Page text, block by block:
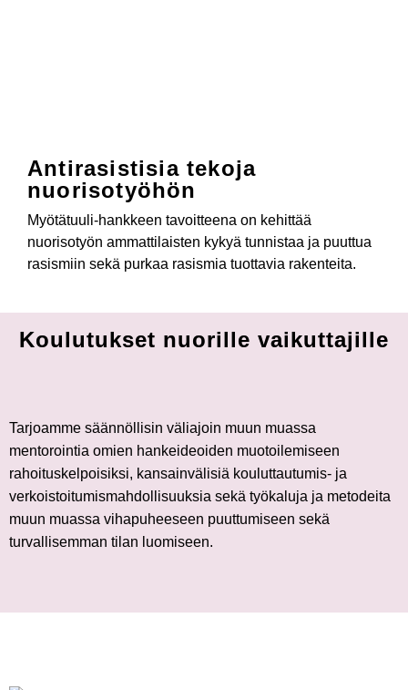
Antirasistisia tekoja
nuorisotyöhön
Myötätuuli-hankkeen tavoitteena on kehittää
nuorisotyön ammattilaisten kykyä tunnistaa ja puuttua
rasismiin sekä purkaa rasismia tuottavia rakenteita.
Koulutukset nuorille vaikuttajille
Tarjoamme säännöllisin väliajoin muun muassa
mentorointia omien hankeideoiden muotoilemiseen
rahoituskelpoisiksi, kansainvälisiä kouluttautumis- ja
verkoistoitumismahdollisuuksia sekä työkaluja ja metodeita
muun muassa vihapuheeseen puuttumiseen sekä
turvallisemman tilan luomiseen.